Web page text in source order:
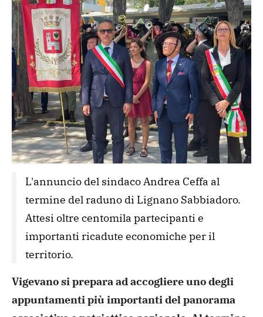
L'annuncio del sindaco Andrea Ceffa al
termine del raduno di Lignano Sabbiadoro.
Attesi oltre centomila partecipanti e
importanti ricadute economiche per il
territorio.
Vigevano si prepara ad accogliere uno degli
appuntamenti più importanti del panorama